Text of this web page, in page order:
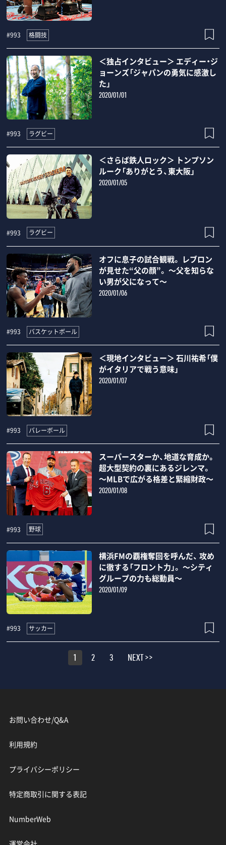
#993 格闘技
＜独占インタビュー＞ エディー・ジ
ョーンズ「ジャパンの勇気に感激し
た」
2020/01/01
#993 ラグビー
＜さらば鉄人ロック＞ トンプソン
ルーク「ありがとう、東大阪」
2020/01/05
#993 ラグビー
オフに息子の試合観戦。 レブロン
が見せた“父の顔”。 ～父を知らな
い男が父になって～
2020/01/06
#993 バスケットボール
＜現地インタビュー＞ 石川祐希「僕
がイタリアで戦う意味」
2020/01/07
#993 バレーボール
スーパースターか、地道な育成か。
超大型契約の裏にあるジレンマ。
～MLBで広がる格差と緊縮財政～
2020/01/08
#993 野球
横浜FMの覇権奪回を呼んだ、 攻め
に徹する「フロント力」。 ～シティ
グループの力も総動員～
2020/01/09
#993 サッカー
1 2 3 NEXT >>
お問い合わせ/Q&A
利用規約
プライバシーポリシー
特定商取引に関する表記
NumberWeb